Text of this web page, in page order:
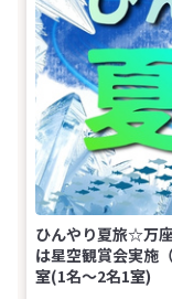
ひんやり夏旅☆万
は星空観賞会実施
室(1名～2名1室)